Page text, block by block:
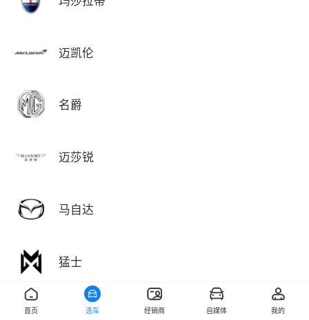
迈凯伦
名爵
迈莎锐
马自达
猛士
首页 选车 经销商 自媒体 我的